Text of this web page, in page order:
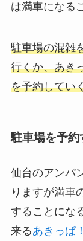
は満車になる
駐車場の混雑
行くか、あき
を予約してい
駐車場を予約
仙台のアンパ
りますが満車
することにな
来るあきっぱ！